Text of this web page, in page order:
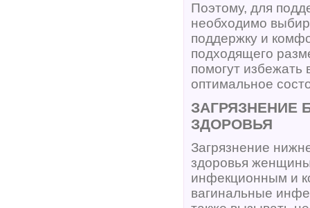
Поэтому, для
необходимо
поддержку и
подходящего
помогут
оптимальное
ЗАГРЯЗНЕНИЕ
ЗДОРОВЬЯ
Загрязнение
здоровья
инфекционным и
вагинальные